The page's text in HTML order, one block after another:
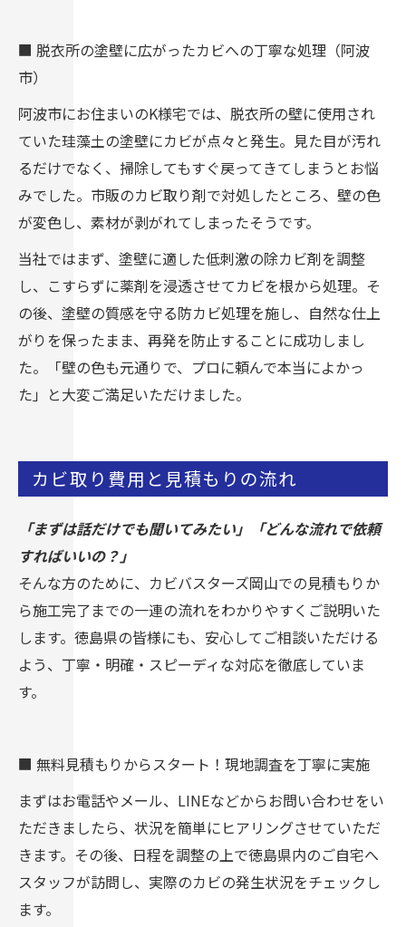
■ 脱衣所の塗壁に広がったカビへの丁寧な処理（阿波
市）
阿波市にお住まいのK様宅では、脱衣所の壁に使用され
ていた珪藻土の塗壁にカビが点々と発生。見た目が汚れ
るだけでなく、掃除してもすぐ戻ってきてしまうとお悩
みでした。市販のカビ取り剤で対処したところ、壁の色
が変色し、素材が剥がれてしまったそうです。
当社ではまず、塗壁に適した低刺激の除カビ剤を調整
し、こすらずに薬剤を浸透させてカビを根から処理。そ
の後、塗壁の質感を守る防カビ処理を施し、自然な仕上
がりを保ったまま、再発を防止することに成功しまし
た。「壁の色も元通りで、プロに頼んで本当によかっ
た」と大変ご満足いただけました。
カビ取り費用と見積もりの流れ
「まずは話だけでも聞いてみたい」「どんな流れで依頼
すればいいの？」
そんな方のために、カビバスターズ岡山での見積もりか
ら施工完了までの一連の流れをわかりやすくご説明いた
します。徳島県の皆様にも、安心してご相談いただける
よう、丁寧・明確・スピーディな対応を徹底していま
す。
■ 無料見積もりからスタート！現地調査を丁寧に実施
まずはお電話やメール、LINEなどからお問い合わせをい
ただきましたら、状況を簡単にヒアリングさせていただ
きます。その後、日程を調整の上で徳島県内のご自宅へ
スタッフが訪問し、実際のカビの発生状況をチェックし
ます。